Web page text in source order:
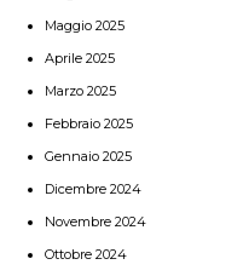
Maggio 2025
Aprile 2025
Marzo 2025
Febbraio 2025
Gennaio 2025
Dicembre 2024
Novembre 2024
Ottobre 2024